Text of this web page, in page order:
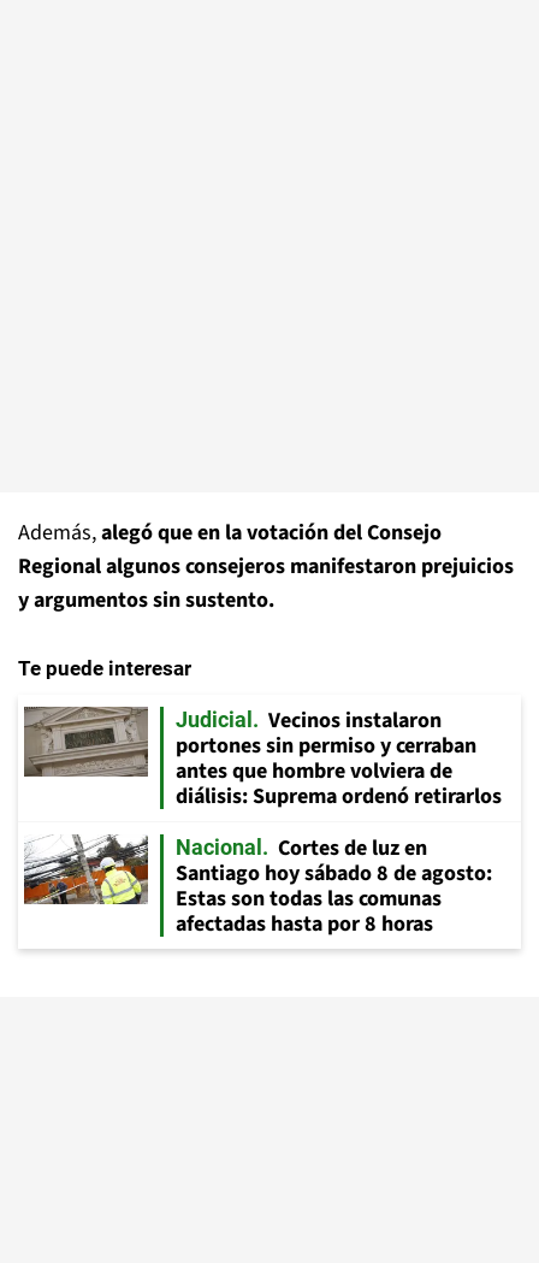
Además,alegó que en la votación del Consejo
Regional algunos consejeros manifestaron prejuicios
y argumentos sin sustento.
Te puede interesar
Judicial
Vecinos instalaron
portones sin permiso y cerraban
antes que hombre volviera de
diálisis: Suprema ordenó retirarlos
Nacional
Cortes de luz en
Santiago hoy sábado 8 de agosto:
Estas son todas las comunas
afectadas hasta por 8 horas